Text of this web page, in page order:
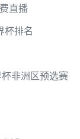
直播
杯排名
非洲区预选赛